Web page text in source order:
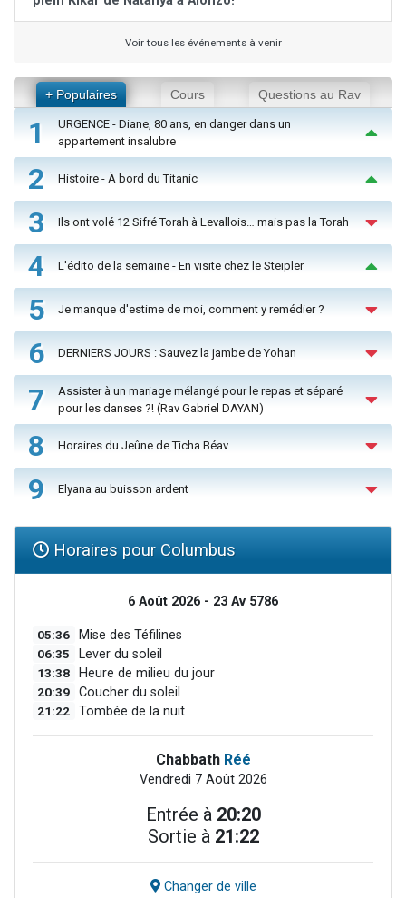
Voir tous les événements à venir
+ Populaires Cours Questions au Rav
1
URGENCE - Diane, 80 ans, en danger dans un
appartement insalubre
2 Histoire - À bord du Titanic
3 Ils ont volé 12 Sifré Torah à Levallois… mais pas la Torah
4 L'édito de la semaine - En visite chez le Steipler
5 Je manque d'estime de moi, comment y remédier ?
6 DERNIERS JOURS : Sauvez la jambe de Yohan
7
Assister à un mariage mélangé pour le repas et séparé
pour les danses ?! (Rav Gabriel DAYAN)
8 Horaires du Jeûne de Ticha Béav
9 Elyana au buisson ardent
Horaires pour Columbus
6 Août 2026 - 23 Av 5786
05:36 Mise des Téfilines
06:35 Lever du soleil
13:38 Heure de milieu du jour
20:39 Coucher du soleil
21:22 Tombée de la nuit
Chabbath Réé
Vendredi 7 Août 2026
Entrée à 20:20
Sortie à 21:22
Changer de ville